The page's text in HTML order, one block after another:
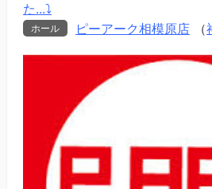
た...⤵
ホール ピーアーク相模原店（